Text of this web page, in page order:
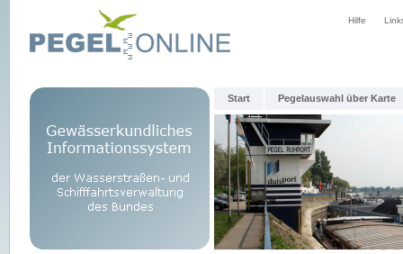
Hilfe
Start Pegelauswahl über Karte